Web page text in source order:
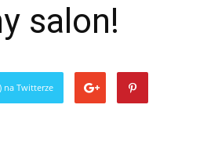
salon!
na Twitterze